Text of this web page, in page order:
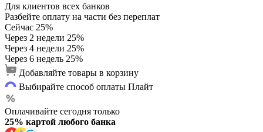
Для клиентов всех банков
Разбейте оплату на части без переплат
Сейчас 25%
Через 2 недели 25%
Через 4 недели 25%
Через 6 недель 25%
Добавляйте товары в корзину
Выбирайте способ оплаты Плайт
Оплачивайте сегодня только
25% картой любого банка